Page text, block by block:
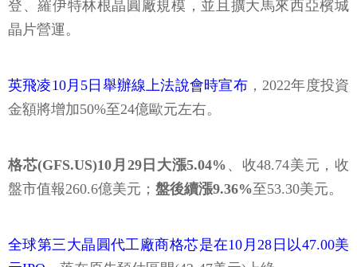
登、羅伊特林根晶圓廠規模，並且擴大馬來西亞檳城
晶片營運。
英飛凌10月5日舉辦線上法說會時宣布，2022年度投資
金額將增加50%至24億歐元左右。
格芯(GFS.US)10月29日大漲5.04% 、收48.74美元，收
盤市值報260.6億美元； 盤後續漲9.36%至53.30美元。
全球第三大晶圓代工廠商格芯是在10月28日以47.00美